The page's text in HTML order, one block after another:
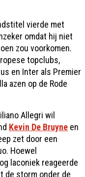
vierde met
omdat hij niet
zou voorkomen.
topclubs,
en Inter als Premier
azen op de Rode
Allegri wil
Kevin De Bruyne en
zet door een
Hoewel
laconiek reageerde
de storm onder de